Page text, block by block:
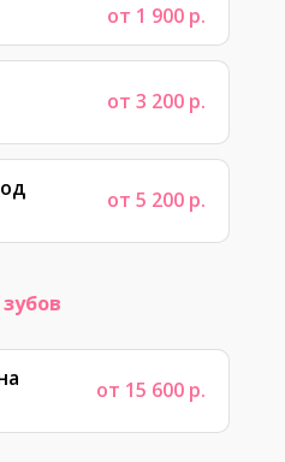
от 1 900 р.
от 3 200 р.
от 5 200 р.
от 15 600 р.